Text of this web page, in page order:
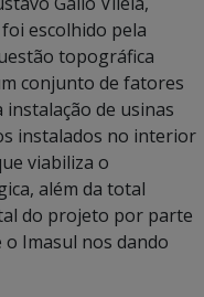
escolhido pela
topográfica
conjunto de fatores
de usinas
instalados no interior
viabiliza o
além da total
do projeto por parte
o Imasul nos dando